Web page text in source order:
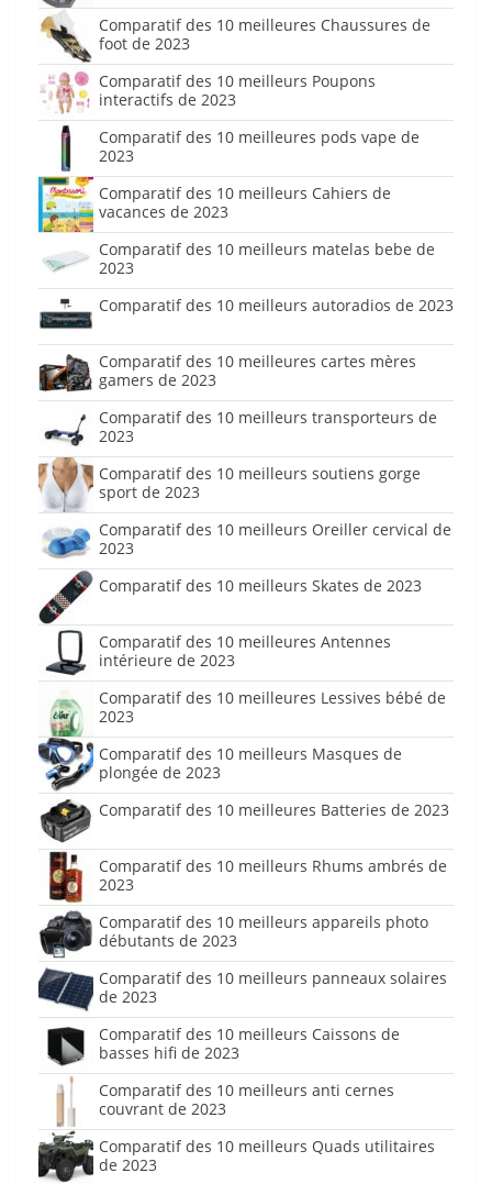
Comparatif des 10 meilleures Chaussures de
foot de 2023
Comparatif des 10 meilleurs Poupons
interactifs de 2023
Comparatif des 10 meilleures pods vape de
2023
Comparatif des 10 meilleurs Cahiers de
vacances de 2023
Comparatif des 10 meilleurs matelas bebe de
2023
Comparatif des 10 meilleurs autoradios de 2023
Comparatif des 10 meilleures cartes mères
gamers de 2023
Comparatif des 10 meilleurs transporteurs de
2023
Comparatif des 10 meilleurs soutiens gorge
sport de 2023
Comparatif des 10 meilleurs Oreiller cervical de
2023
Comparatif des 10 meilleurs Skates de 2023
Comparatif des 10 meilleures Antennes
intérieure de 2023
Comparatif des 10 meilleures Lessives bébé de
2023
Comparatif des 10 meilleurs Masques de
plongée de 2023
Comparatif des 10 meilleures Batteries de 2023
Comparatif des 10 meilleurs Rhums ambrés de
2023
Comparatif des 10 meilleurs appareils photo
débutants de 2023
Comparatif des 10 meilleurs panneaux solaires
de 2023
Comparatif des 10 meilleurs Caissons de
basses hifi de 2023
Comparatif des 10 meilleurs anti cernes
couvrant de 2023
Comparatif des 10 meilleurs Quads utilitaires
de 2023